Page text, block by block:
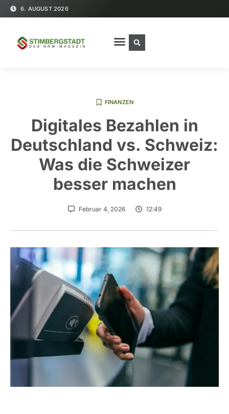
6. AUGUST 2026
FINANZEN
Digitales Bezahlen in
Deutschland vs. Schweiz:
Was die Schweizer
besser machen
Februar 4, 2026 12:49